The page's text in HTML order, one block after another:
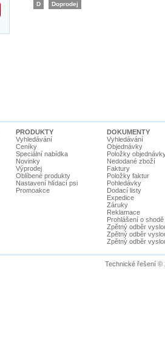
D Doprodej
PRODUKTY
Vyhledávání
Ceníky
Speciální nabídka
Novinky
Výprodej
Oblíbené produkty
Nastavení hlídací psi
Promoakce
DOKUMENTY
Vyhledávání
Objednávky
Položky
Nedodané zboží
Faktury
Položky faktur
Pohledávky
Dodací listy
Expedice
Záruky
Reklamace
Prohlášení o shodě
Zpětný odběr
Zpětný odběr
Zpětný odběr
Technické řešení ©